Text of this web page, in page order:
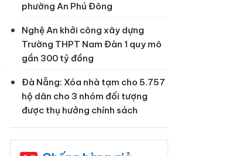
phường An Phú Đông
Nghệ An khởi công xây dựng
Trường THPT Nam Đàn 1 quy mô
gần 300 tỷ đồng
Đà Nẵng: Xóa nhà tạm cho 5.757
hộ dân cho 3 nhóm đối tượng
được thụ hưởng chính sách